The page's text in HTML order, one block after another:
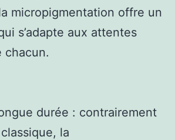
micropigmentation offre un
s’adapte aux attentes
chacun.
durée : contrairement
la